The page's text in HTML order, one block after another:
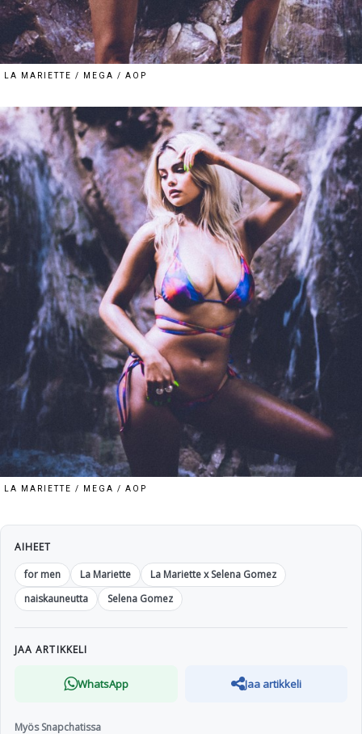
LA MARIETTE / MEGA / AOP
LA MARIETTE / MEGA / AOP
AIHEET
for men
La Mariette
La Mariette x Selena Gomez
naiskauneutta
Selena Gomez
JAA ARTIKKELI
WhatsApp Jaa artikkeli
Myös Snapchatissa